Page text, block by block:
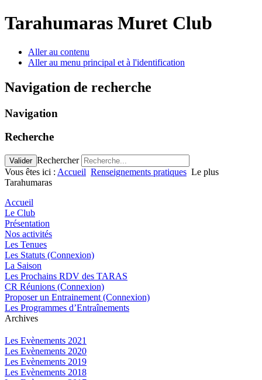
Tarahumaras Muret Club
Aller au contenu
Aller au menu principal et à l'identification
Navigation de recherche
Navigation
Recherche
Valider Rechercher
Vous êtes ici : Accueil Renseignements pratiques Le plus
Tarahumaras
Accueil
Le Club
Présentation
Nos activités
Les Tenues
Les Statuts (Connexion)
La Saison
Les Prochains RDV des TARAS
CR Réunions (Connexion)
Proposer un Entrainement (Connexion)
Les Programmes d’Entraînements
Archives
Les Evènements 2021
Les Evènements 2020
Les Evènements 2019
Les Evènements 2018